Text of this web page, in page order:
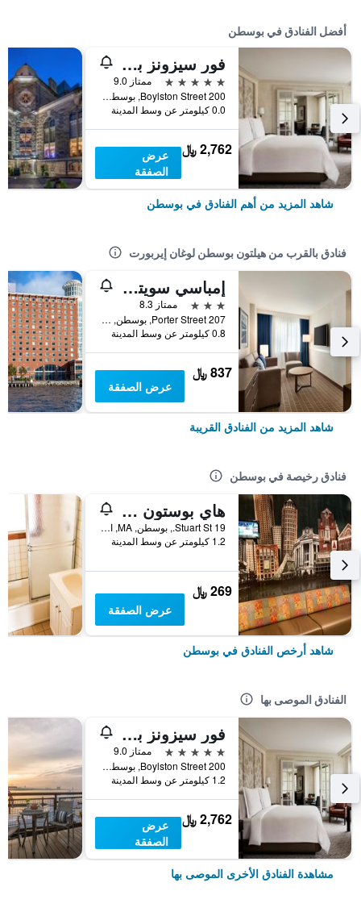
أفضل الفنادق في بوسطن
فور سيزونز بوسطن
5 نجوم
ممتاز 9.0
200 Boylston Street, بوسطن, MA, الولايات المتحدة الأميريكية
0.0 كيلومتر عن وسط المدينة
2,762 ﷼
عرض
الصفقة
شاهد المزيد من أهم الفنادق في بوسطن
فنادق بالقرب من هيلتون بوسطن لوغان إيربورت
إمباسي سويتس بوسطن لوجان إيربورت
3 نجوم
ممتاز 8.3
207 Porter Street, بوسطن, MA, الولايات المتحدة الأميريكية
0.8 كيلومتر عن وسط المدينة
837 ﷼
عرض الصفقة
شاهد المزيد من الفنادق القريبة
فنادق رخيصة في بوسطن
هاي بوستون - هوستل
19 Stuart St., بوسطن, MA, الولايات المتحدة الأميريكية
1.2 كيلومتر عن وسط المدينة
269 ﷼
عرض الصفقة
شاهد أرخص الفنادق في بوسطن
الفنادق الموصى بها
فور سيزونز بوسطن
5 نجوم
ممتاز 9.0
200 Boylston Street, بوسطن, MA, الولايات المتحدة الأميريكية
1.2 كيلومتر عن وسط المدينة
2,762 ﷼
عرض
الصفقة
مشاهدة الفنادق الأخرى الموصى بها